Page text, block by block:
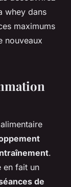
whey dans
maximums
nouveaux
.
en fait un
de